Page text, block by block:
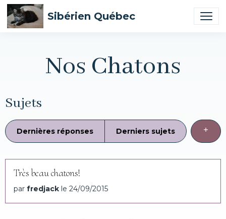
Sibérien Québec
Nos Chatons
Sujets
Dernières réponses Derniers sujets
Très beau chatons!
par fredjack le 24/09/2015